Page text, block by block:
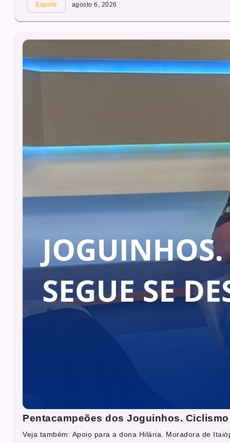
Esporte agosto 6, 2026
Pentacampeões dos Joguinhos.
Veja também: Apoio para a dona Hilária. Moradora de